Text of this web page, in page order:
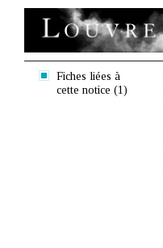
Fiches liées à
cette notice (1)